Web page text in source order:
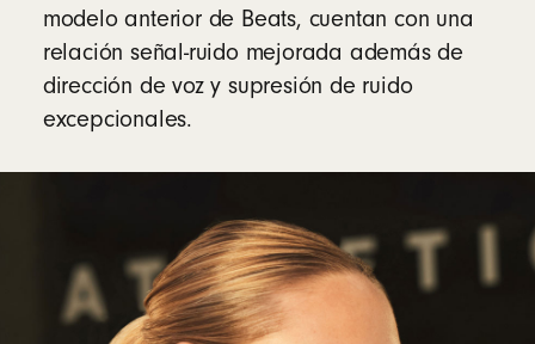
modelo anterior de Beats, cuentan con una
relación señal-ruido mejorada además de
dirección de voz y supresión de ruido
excepcionales.